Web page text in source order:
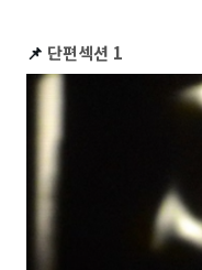
📌 단편섹션 1